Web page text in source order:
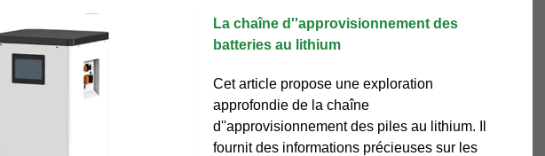
La chaîne d''approvisionnement des
batteries au lithium
Cet article propose une exploration
approfondie de la chaîne
d''approvisionnement des piles au lithium. Il
fournit des informations précieuses sur les